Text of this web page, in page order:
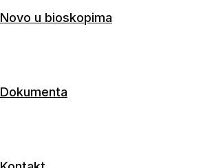
Novo u bioskopima
Dokumenta